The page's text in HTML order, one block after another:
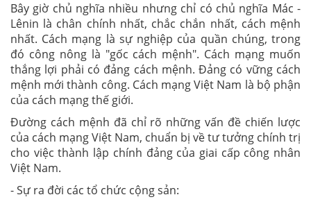
Bây giờ chủ nghĩa nhiều nhưng chỉ có chủ nghĩa Mác -
Lênin là chân chính nhất, chắc chắn nhất, cách mệnh
nhất. Cách mạng là sự nghiệp của quần chúng, trong
đó công nông là "gốc cách mệnh". Cách mạng muốn
thắng lợi phải có đảng cách mệnh. Đảng có vững cách
mệnh mới thành công. Cách mạng Việt Nam là bộ phận
của cách mạng thế giới.
Đường cách mệnh đã chỉ rõ những vấn đề chiến lược
của cách mạng Việt Nam, chuẩn bị về tư tưởng chính trị
cho việc thành lập chính đảng của giai cấp công nhân
Việt Nam.
- Sự ra đời các tổ chức cộng sản: